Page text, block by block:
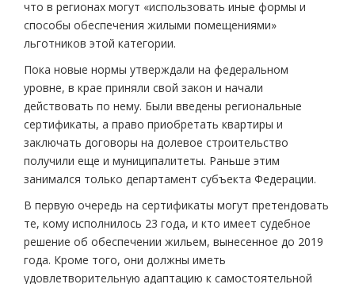
что в регионах могут «использовать иные формы и
способы обеспечения жилыми помещениями»
льготников этой категории.
Пока новые нормы утверждали на федеральном
уровне, в крае приняли свой закон и начали
действовать по нему. Были введены региональные
сертификаты, а право приобретать квартиры и
заключать договоры на долевое строительство
получили еще и муниципалитеты. Раньше этим
занимался только департамент субъекта Федерации.
В первую очередь на сертификаты могут претендовать
те, кому исполнилось 23 года, и кто имеет судебное
решение об обеспечении жильем, вынесенное до 2019
года. Кроме того, они должны иметь
удовлетворительную адаптацию к самостоятельной